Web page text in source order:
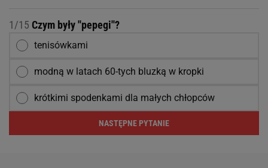
1/15 Czym były ''pepegi''?
tenisówkami
modną w latach 60-tych bluzką w kropki
krótkimi spodenkami dla małych chłopców
NASTĘPNE PYTANIE